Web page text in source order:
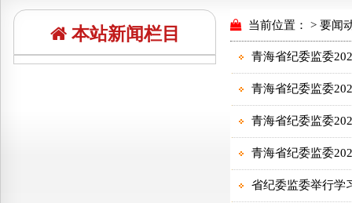
本站新闻栏目